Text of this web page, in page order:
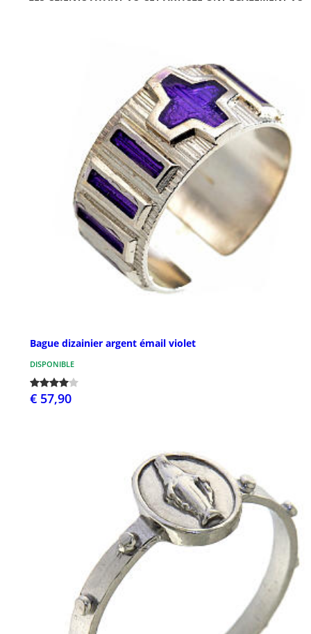
Bague dizainier argent émail violet
DISPONIBLE
€ 57,90